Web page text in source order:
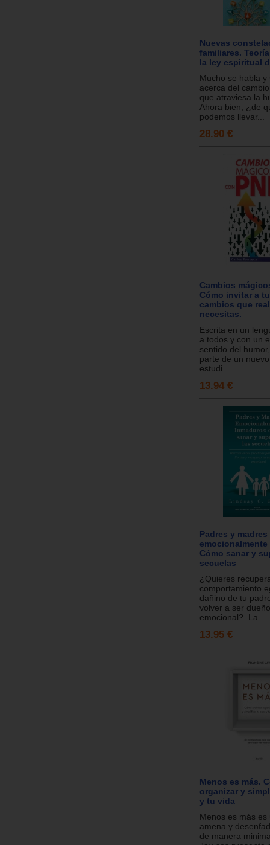
Nuevas
familiares.
la ley espiritual
Mucho se habla y
acerca del
que atraviesa la
Ahora bien, ¿de
podemos llevar...
28.90 €
Cambios
Cómo invitar a
cambios que
necesitas.
Escrita en un
a todos y con un
sentido del
parte de un
estudi...
13.94 €
Padres y madres
Cómo sanar y
secuelas
¿Quieres
comportamiento
dañino de tu
volver a ser
emocional?. La...
13.95 €
Menos es más.
organizar y
y tu vida
Menos es más es
amena y
de manera